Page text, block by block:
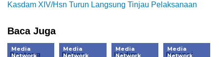
Kasdam XIV/Hsn Turun Langsung Tinjau Pelaksanaan
Baca Juga
Media
Network
Banteng
Media
Network
Polres
Media
Network
Kodim
Media
Network
Perangi